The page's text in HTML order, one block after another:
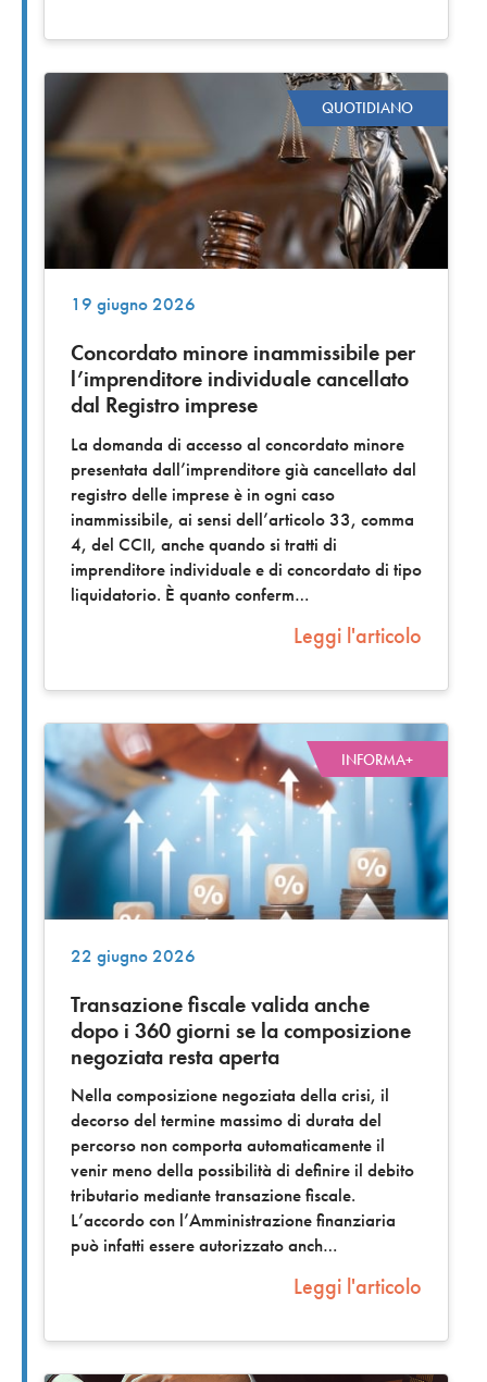
QUOTIDIANO
19 giugno 2026
Concordato minore inammissibile per
l’imprenditore individuale cancellato
dal Registro imprese
La domanda di accesso al concordato minore
presentata dall’imprenditore già cancellato dal
registro delle imprese è in ogni caso
inammissibile, ai sensi dell’articolo 33, comma
4, del CCII, anche quando si tratti di
imprenditore individuale e di concordato di tipo
liquidatorio. È quanto conferm
Leggi l'articolo
INFORMA+
22 giugno 2026
Transazione fiscale valida anche
dopo i 360 giorni se la composizione
negoziata resta aperta
Nella composizione negoziata della crisi, il
decorso del termine massimo di durata del
percorso non comporta automaticamente il
venir meno della possibilità di definire il debito
tributario mediante transazione fiscale.
L’accordo con l’Amministrazione finanziaria
può infatti essere autorizzato anch
Leggi l'articolo